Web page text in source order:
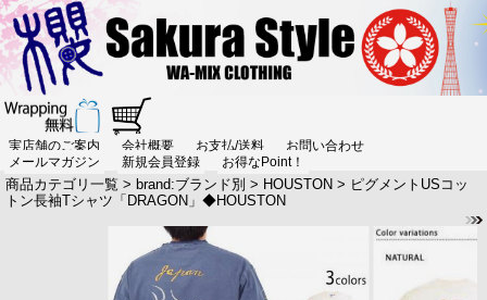
実店舗のご案内 会社概要 お支払/送料
お問い合わせ
メールマガジン
新規会員登録 お得なPoint！
商品カテゴリ一覧 > brand:ブランド別 > HOUSTON > ピグメントUSコッ
トン長袖Tシャツ「DRAGON」◆HOUSTON